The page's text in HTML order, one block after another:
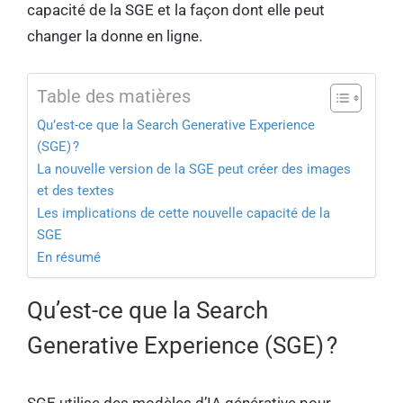
capacité de la SGE et la façon dont elle peut
changer la donne en ligne.
Table des matières
Qu’est-ce que la Search Generative Experience
(SGE) ?
La nouvelle version de la SGE peut créer des images
et des textes
Les implications de cette nouvelle capacité de la
SGE
En résumé
Qu’est-ce que la Search
Generative Experience (SGE) ?